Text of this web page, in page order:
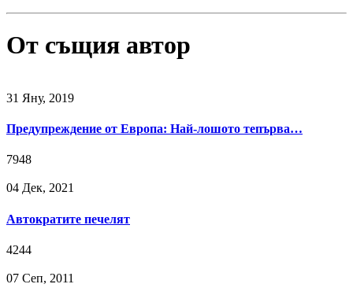
От същия автор
31 Яну, 2019
Предупреждение от Европа: Най-лошото тепърва…
7948
04 Дек, 2021
Автократите печелят
4244
07 Сeп, 2011